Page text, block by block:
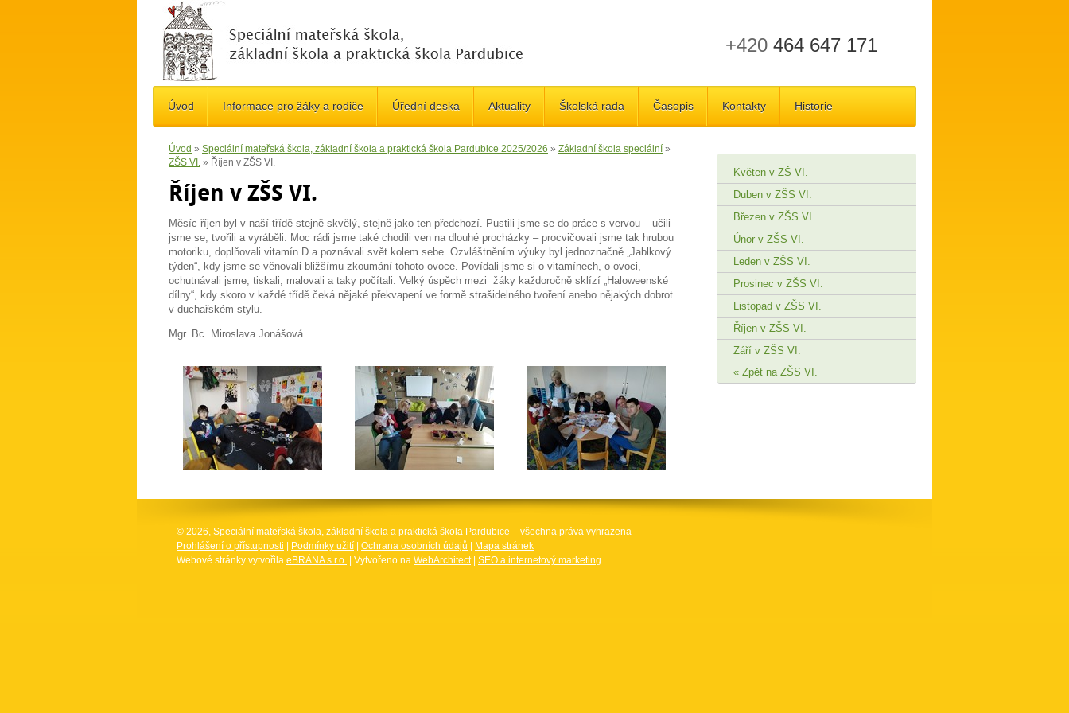
+420 464 647 171
Úvod Informace pro žáky a rodiče Úřední deska Aktuality Školská rada Časopis Kontakty Historie
Úvod » Speciální mateřská škola, základní škola a praktická škola Pardubice 2025/2026 » Základní škola speciální »
ZŠS VI. » Říjen v ZŠS VI.
Říjen v ZŠS VI.
Měsíc říjen byl v naší třídě stejně skvělý, stejně jako ten předchozí. Pustili jsme se do práce s vervou – učili
jsme se, tvořili a vyráběli. Moc rádi jsme také chodili ven na dlouhé procházky – procvičovali jsme tak hrubou
motoriku, doplňovali vitamín D a poznávali svět kolem sebe. Ozvláštněním výuky byl jednoznačně „Jablkový
týden“, kdy jsme se věnovali bližšímu zkoumání tohoto ovoce. Povídali jsme si o vitamínech, o ovoci,
ochutnávali jsme, tiskali, malovali a taky počítali. Velký úspěch mezi žáky každoročně sklízí „Haloweenské
dílny“, kdy skoro v každé třídě čeká nějaké překvapení ve formě strašidelného tvoření anebo nějakých dobrot
v duchařském stylu.
Mgr. Bc. Miroslava Jonášová
Květen v ZŠ VI.
Duben v ZŠS VI.
Březen v ZŠS VI.
Únor v ZŠS VI.
Leden v ZŠS VI.
Prosinec v ZŠS VI.
Listopad v ZŠS VI.
Říjen v ZŠS VI.
Září v ZŠS VI.
Zpět na ZŠS VI.
© 2026, Speciální mateřská škola, základní škola a praktická škola Pardubice – všechna práva vyhrazena
Prohlášení o přístupnosti
Podmínky užití Ochrana osobních údajů
Mapa stránek
Webové stránky vytvořila eBRÁNA s.r.o. | Vytvořeno na WebArchitect| SEO a internetový marketing